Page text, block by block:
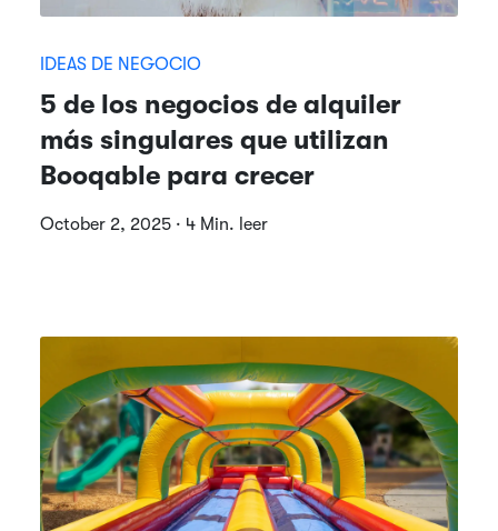
IDEAS DE NEGOCIO
5 de los negocios de alquiler
más singulares que utilizan
Booqable para crecer
October 2, 2025 · 4 Min. leer